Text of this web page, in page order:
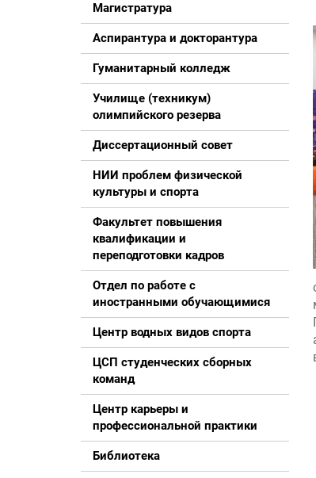
Магистратура
Аспирантура и докторантура
Гуманитарный колледж
Училище (техникум)
олимпийского резерва
Диссертационный совет
НИИ проблем физической
культуры и спорта
Факультет повышения
квалификации и
переподготовки кадров
Отдел по работе с
иностранными обучающимися
Центр водных видов спорта
ЦСП студенческих сборных
команд
Центр карьеры и
профессиональной практики
Библиотека